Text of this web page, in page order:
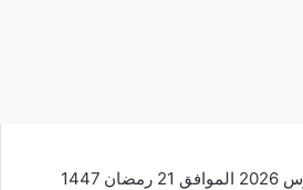
عروض ساكو اليوم 10 مارس 2026 الموافق 21 رمضان 1447